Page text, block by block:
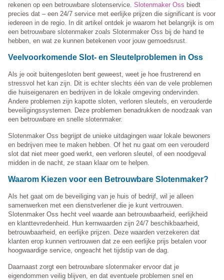
rekenen op een betrouwbare slotenservice. Slotenmaker Oss biedt
precies dat – een 24/7 service met eerlijke prijzen die significant is voor
iedereen in de regio. In dit artikel ontdek je waarom het belangrijk is om
een betrouwbare slotenmaker zoals Slotenmaker Oss bij de hand te
hebben, en wat ze kunnen betekenen voor jouw gemoedsrust.
Veelvoorkomende Slot- en Sleutelproblemen in Oss
Als je ooit buitengesloten bent geweest, weet je hoe frustrerend en
stressvol het kan zijn. Dit is echter slechts één van de vele problemen
die huiseigenaren en bedrijven in de lokale omgeving ondervinden.
Andere problemen zijn kapotte sloten, verloren sleutels, en verouderde
beveiligingssystemen. Deze problemen benadrukken de noodzaak van
een betrouwbare en snelle slotenmaker.
Slotenmaker Oss begrijpt de unieke uitdagingen waar lokale bewoners
en bedrijven mee te maken hebben. Of het nu gaat om een verouderd
slot dat niet meer goed werkt, een verloren sleutel, of een noodgeval
midden in de nacht, ze staan klaar om te helpen.
Waarom Kiezen voor een Betrouwbare Slotenmaker?
Als het gaat om de beveiliging van je huis of bedrijf, wil je alleen
samenwerken met een dienstverlener die je kunt vertrouwen.
Slotenmaker Oss hecht veel waarde aan betrouwbaarheid, eerlijkheid
en klanttevredenheid. Hun kernwaarden zijn 24/7 beschikbaarheid,
betrouwbaarheid, en eerlijke prijzen. Deze waarden verzekeren dat
klanten erop kunnen vertrouwen dat ze een eerlijke prijs betalen voor
hoogwaardige service, ongeacht het tijdstip van de dag.
Daarnaast zorgt een betrouwbare slotenmaker ervoor dat je
eigendommen veilig blijven, en dat eventuele problemen snel en